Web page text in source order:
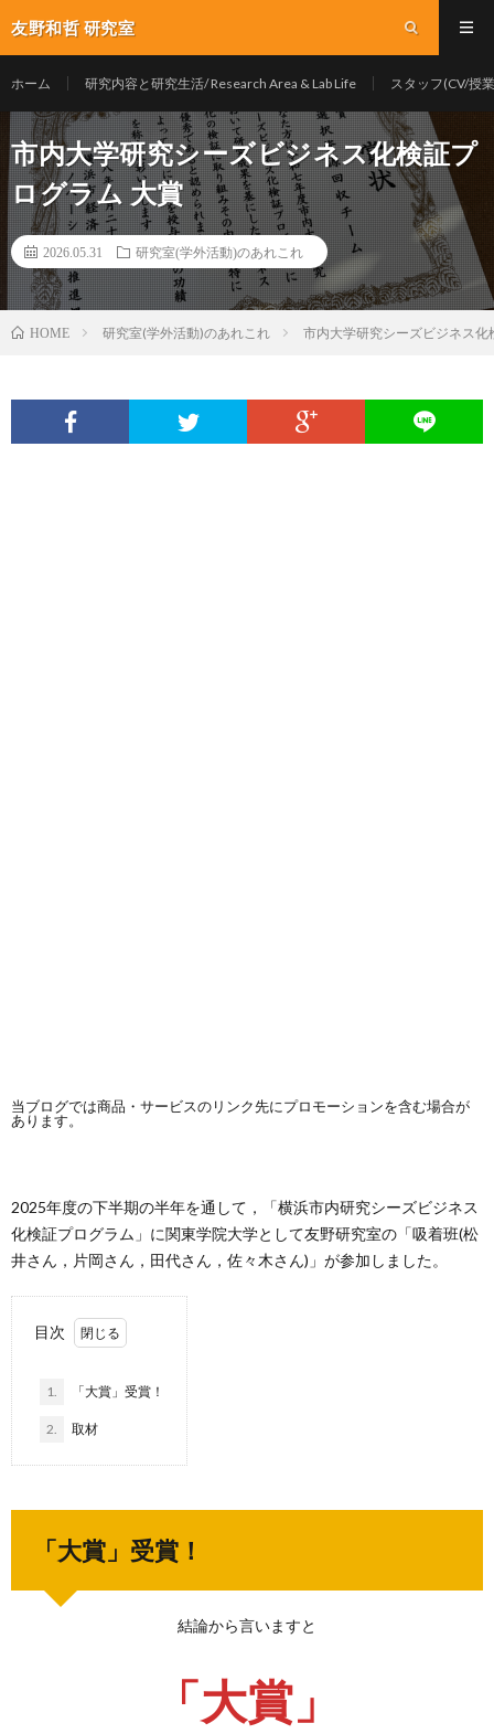
友野和哲 研究室
ホーム 研究内容と研究生活/ Research Area & Lab Life スタッフ(CV/授
市内大学研究シーズビジネス化検証プ
ログラム 大賞
2026.05.31 研究室(学外活動)のあれこれ
HOME 研究室(学外活動)のあれこれ 市内大学研究シーズビジネス化
当ブログでは商品・サービスのリンク先にプロモーションを含む場合が
あります。
2025年度の下半期の半年を通して，「横浜市内研究シーズビジネス
化検証プログラム」に関東学院大学として友野研究室の「吸着班(松
井さん，片岡さん，田代さん，佐々木さん)」が参加しました。
目次
1. 「大賞」受賞！
2. 取材
「大賞」受賞！
結論から言いますと
「大賞」